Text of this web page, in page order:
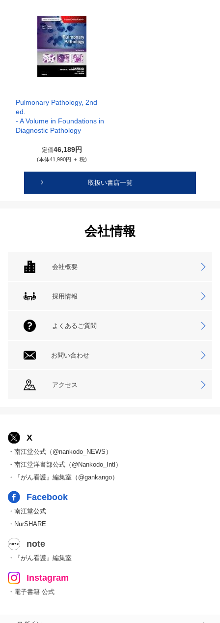
Pulmonary Pathology, 2nd
ed.
- A Volume in Foundations in
Diagnostic Pathology
定価46,189円
(本体41,990円 ＋ 税)
取扱い書店一覧
会社情報
会社概要
採用情報
よくあるご質問
お問い合わせ
アクセス
X
・南江堂公式（@nankodo_NEWS）
・南江堂洋書部公式（@Nankodo_Intl）
・『がん看護』編集室（@gankango）
Facebook
・南江堂公式
・NurSHARE
note
・『がん看護』編集室
Instagram
・電子書籍 公式